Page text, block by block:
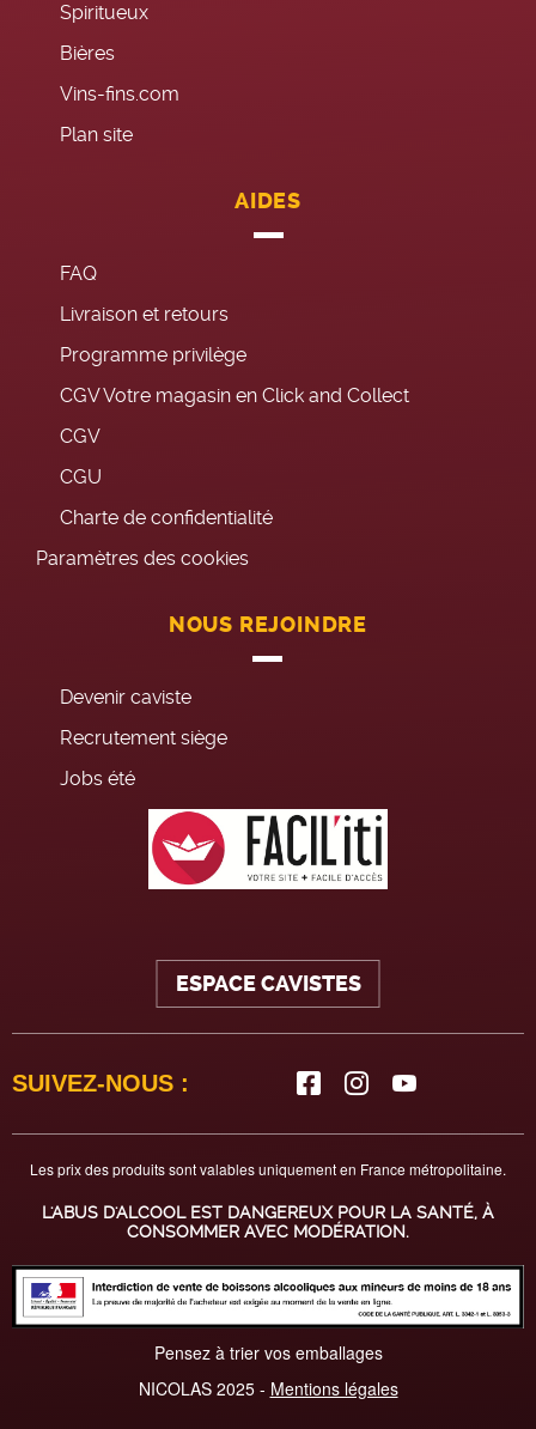
Spiritueux
Bières
Vins-fins.com
Plan site
AIDES
FAQ
Livraison et retours
Programme privilège
CGV Votre magasin en Click and Collect
CGV
CGU
Charte de confidentialité
Paramètres des cookies
NOUS REJOINDRE
Devenir caviste
Recrutement siège
Jobs été
ESPACE CAVISTES
SUIVEZ-NOUS :
Les prix des produits sont valables uniquement en France métropolitaine.
L'ABUS D'ALCOOL EST DANGEREUX POUR LA SANTÉ, À
CONSOMMER AVEC MODÉRATION.
Pensez à trier vos emballages
NICOLAS 2025 - Mentions légales